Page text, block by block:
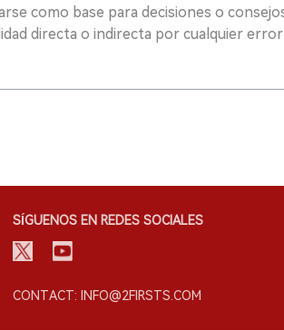
como base para decisiones o
directa o indirecta por cualquier
SÍGUENOS EN REDES SOCIALES
CONTACT: INFO@2FIRSTS.COM